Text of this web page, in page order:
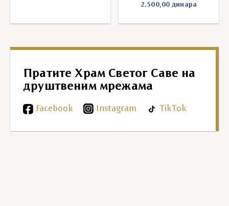
2.500,00динара
Пратите Храм Светог Саве на
друштвеним мрежама
Facebook Instagram TikTok